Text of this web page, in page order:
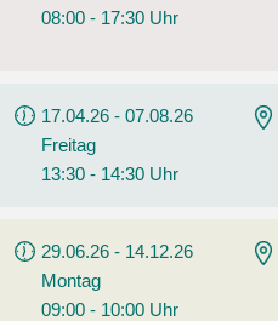
08:00 - 17:30 Uhr
17.04.26 - 07.08.26
Freitag
13:30 - 14:30 Uhr
29.06.26 - 14.12.26
Montag
09:00 - 10:00 Uhr